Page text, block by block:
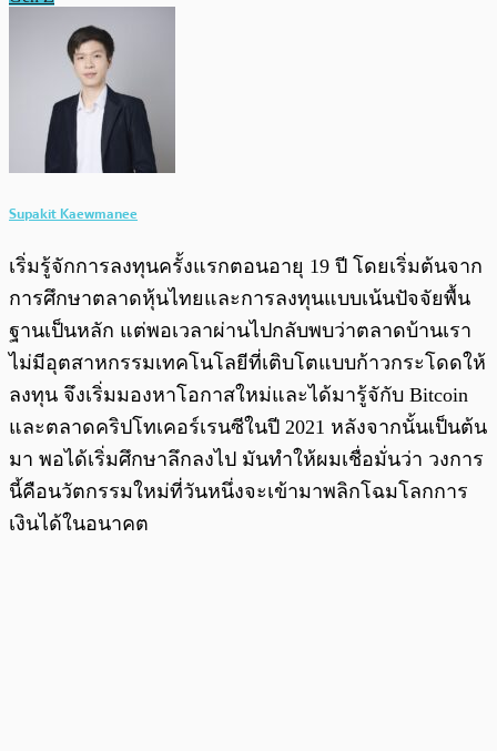
Supakit Kaewmanee
เริ่มรู้จักการลงทุนครั้งแรกตอนอายุ 19 ปี โดยเริ่มต้นจาก
การศึกษาตลาดหุ้นไทยและการลงทุนแบบเน้นปัจจัยพื้น
ฐานเป็นหลัก แต่พอเวลาผ่านไปกลับพบว่าตลาดบ้านเรา
ไม่มีอุตสาหกรรมเทคโนโลยีที่เติบโตแบบก้าวกระโดดให้
ลงทุน จึงเริ่มมองหาโอกาสใหม่และได้มารู้จักับ Bitcoin
และตลาดคริปโทเคอร์เรนซีในปี 2021 หลังจากนั้นเป็นต้น
มา พอได้เริ่มศึกษาลึกลงไป มันทำให้ผมเชื่อมั่นว่า วงการ
นี้คือนวัตกรรมใหม่ที่วันหนึ่งจะเข้ามาพลิกโฉมโลกการ
เงินได้ในอนาคต